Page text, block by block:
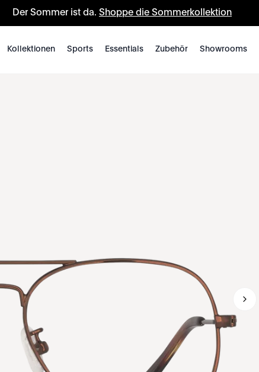
Der Sommer ist da. Shoppe die Sommerkollektion
Kollektionen Sports Essentials Zubehör Showrooms